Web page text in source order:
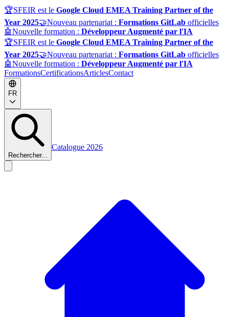
🏆SFEIR est le Google Cloud EMEA Training Partner of the
Year 2025🤝Nouveau partenariat : Formations GitLab officielles
🤖Nouvelle formation : Développeur Augmenté par l'IA
🏆SFEIR est le Google Cloud EMEA Training Partner of the
Year 2025🤝Nouveau partenariat : Formations GitLab officielles
🤖Nouvelle formation : Développeur Augmenté par l'IA
FormationsCertificationsArticlesContact
FR
Rechercher...
Catalogue 2026